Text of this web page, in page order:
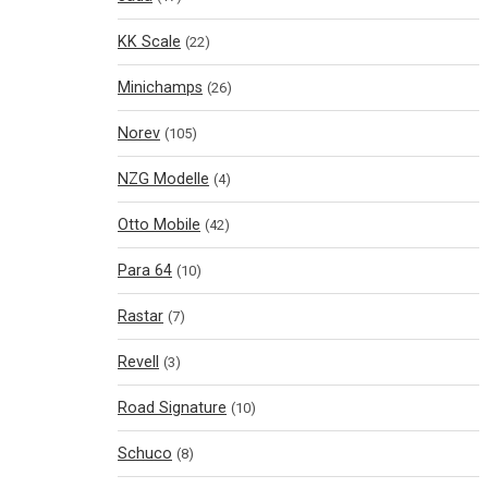
KK Scale (22)
Minichamps (26)
Norev (105)
NZG Modelle (4)
Otto Mobile (42)
Para 64 (10)
Rastar (7)
Revell (3)
Road Signature (10)
Schuco (8)